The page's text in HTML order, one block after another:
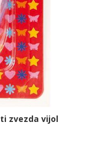
zvezda vijol